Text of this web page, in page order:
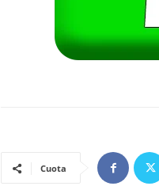
Cuota